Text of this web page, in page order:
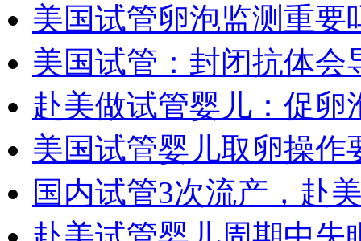
美国试管卵泡监测重要
美国试管：封闭抗体会
赴美做试管婴儿：促
美国试管婴儿取卵操作
国内试管3次流产，赴